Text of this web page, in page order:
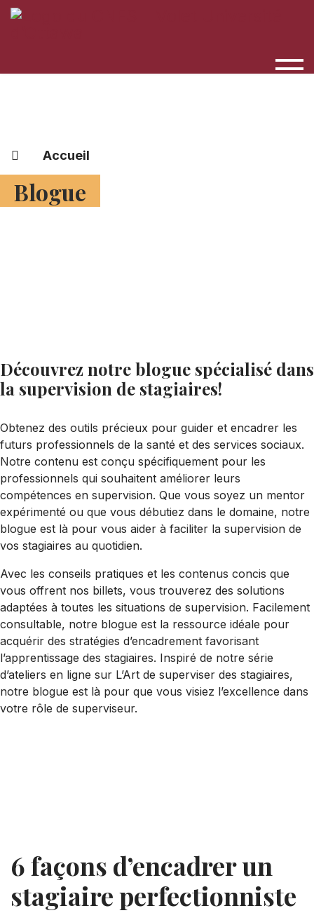
Accueil
Blogue
Découvrez notre blogue spécialisé dans
la supervision de stagiaires!
Obtenez des outils précieux pour guider et encadrer les
futurs professionnels de la santé et des services sociaux.
Notre contenu est conçu spécifiquement pour les
professionnels qui souhaitent améliorer leurs
compétences en supervision. Que vous soyez un mentor
expérimenté ou que vous débutiez dans le domaine, notre
blogue est là pour vous aider à faciliter la supervision de
vos stagiaires au quotidien.
Avec les conseils pratiques et les contenus concis que
vous offrent nos billets, vous trouverez des solutions
adaptées à toutes les situations de supervision. Facilement
consultable, notre blogue est la ressource idéale pour
acquérir des stratégies d’encadrement favorisant
l’apprentissage des stagiaires. Inspiré de notre série
d’ateliers en ligne sur L’Art de superviser des stagiaires,
notre blogue est là pour que vous visiez l’excellence dans
votre rôle de superviseur.
6 façons d’encadrer un
stagiaire perfectionniste